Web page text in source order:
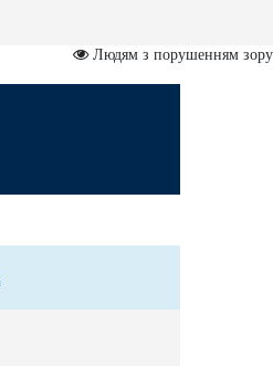
Людям з порушенням зору